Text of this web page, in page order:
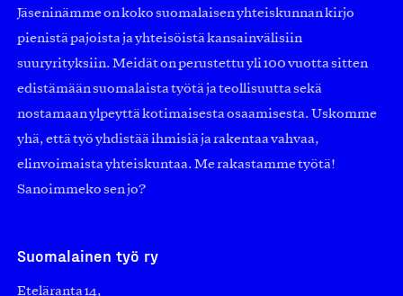
Jäseninämme on koko suomalaisen yhteiskunnan kirjo
pienistä pajoista ja yhteisöistä kansainvälisiin
suuryrityksiin. Meidät on perustettu yli 100 vuotta sitten
edistämään suomalaista työtä ja teollisuutta sekä
nostamaan ylpeyttä kotimaisesta osaamisesta. Uskomme
yhä, että työ yhdistää ihmisiä ja rakentaa vahvaa,
elinvoimaista yhteiskuntaa. Me rakastamme työtä!
Sanoimmeko sen jo?
Suomalainen työ ry
Eteläranta 14,